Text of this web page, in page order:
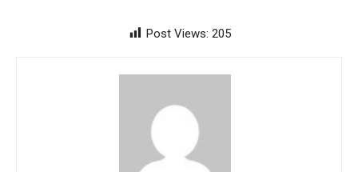
Post Views: 205